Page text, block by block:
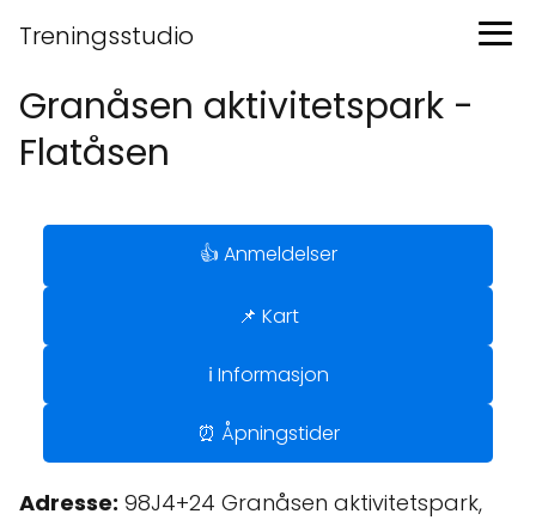
Treningsstudio
Granåsen aktivitetspark -
Flatåsen
👍 Anmeldelser
📌 Kart
ℹ️ Informasjon
⏰ Åpningstider
Adresse: 98J4+24 Granåsen aktivitetspark,